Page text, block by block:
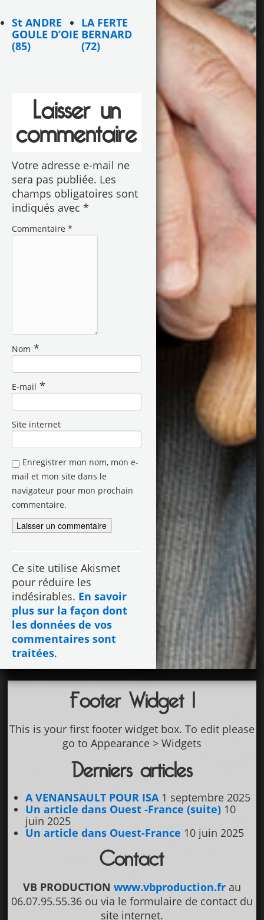
St ANDRE
GOULE D’OIE
(85)
LA FERTE
BERNARD
(72)
Laisser un
commentaire
Votre adresse e-mail ne
sera pas publiée. Les
champs obligatoires sont
indiqués avec *
Commentaire *
Nom *
E-mail *
Site internet
Enregistrer mon nom, mon e-
mail et mon site dans le
navigateur pour mon prochain
commentaire.
Ce site utilise Akismet
pour réduire les
indésirables. En savoir
plus sur la façon dont
les données de vos
commentaires sont
traitées.
Footer Widget 1
This is your first footer widget box. To edit please
go to Appearance > Widgets
Derniers articles
A VENANSAULT POUR ISA 1 septembre 2025
Un article dans Ouest -France (suite) 10
juin 2025
Un article dans Ouest-France 10 juin 2025
Contact
VB PRODUCTION www.vbproduction.frau
06.07.95.55.36 ou via le formulaire de contact du
site internet.